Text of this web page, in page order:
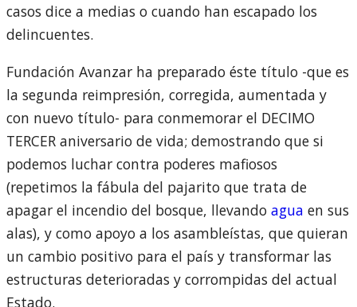
casos dice a medias o cuando han escapado los
delincuentes.
Fundación Avanzar ha preparado éste título -que es
la segunda reimpresión, corregida, aumentada y
con nuevo título- para conmemorar el DECIMO
TERCER aniversario de vida; demostrando que si
podemos luchar contra poderes mafiosos
(repetimos la fábula del pajarito que trata de
apagar el incendio del bosque, llevando agua en sus
alas), y como apoyo a los asambleístas, que quieran
un cambio positivo para el país y transformar las
estructuras deterioradas y corrompidas del actual
Estado.